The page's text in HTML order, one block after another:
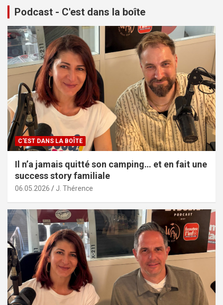
publications
Podcast - C'est dans la boîte
C'EST DANS LA BOÎTE
Il n’a jamais quitté son camping… et en fait une
success story familiale
06.05.2026 J. Thérence